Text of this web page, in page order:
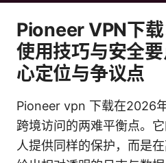
Pioneer VPN下载
使用技巧与安全
心定位与争议点
Pioneer vpn 下载在2026
跨境访问的两难平衡点。
人提供同样的保护，而是